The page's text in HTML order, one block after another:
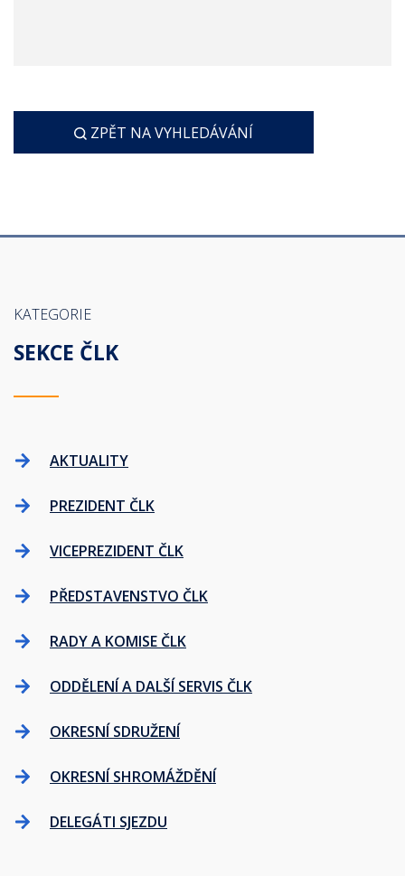
ZPĚT NA VYHLEDÁVÁNÍ
KATEGORIE
SEKCE ČLK
AKTUALITY
PREZIDENT ČLK
VICEPREZIDENT ČLK
PŘEDSTAVENSTVO ČLK
RADY A KOMISE ČLK
ODDĚLENÍ A DALŠÍ SERVIS ČLK
OKRESNÍ SDRUŽENÍ
OKRESNÍ SHROMÁŽDĚNÍ
DELEGÁTI SJEZDU